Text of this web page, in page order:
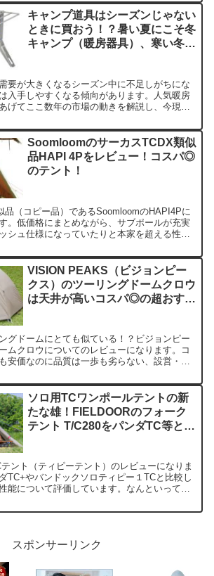
キャンプ道具はシーズンじゃない
ときに買おう！？暑い夏にこそ冬
キャンプ（暖房器具）、寒い冬こ
要が大きくなるシーズン中に不足しがちにな
入手しやすくなる傾向があります。人気暖房
げてここ数年の市場の動きを解説し、今現在
SoomloomのサーカスTCDX類似
品HAPI 4Pをレビュー！コスパ◎
のテント！
品（コピー品）であるSoomloomのHAPI4Pに
。低価格にまとめながら、サブポールが充実
シュ仕様になっていたりと本家を超える性能
ます。
VISION PEAKS（ビジョンピー
クス）のツーリングドームクロウ
は天井が高いコスパ◎の超おすす
グドームにとても似ている！？ビジョンピー
ムクロウについてのレビューになります。コ
安価なのに品質は一歩も劣らない、設営・撤
。
ソロ用TCワンポールテントの新
たな雄！FIELDOORのフォーク
テント T/C280をパンダTC等と徹
ント（ティピーテント）のレビューになりま
TC+やバンドックソロティピー１TCと比較し
能について評価しています。なんといっても
スポンサーリンク